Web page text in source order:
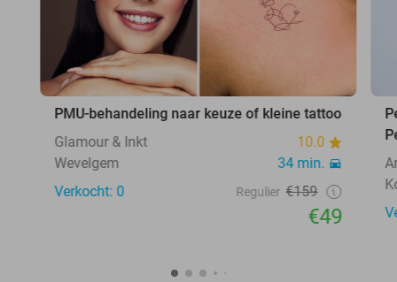
PMU-behandeling naar keuze of kleine tattoo
Glamour & Inkt
10.0
Wevelgem
34 min.
Verkocht: 0
Regulier €159
€49